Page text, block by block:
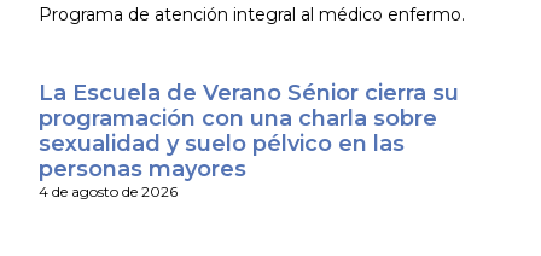
Programa de atención integral al médico enfermo.
La Escuela de Verano Sénior cierra su
programación con una charla sobre
sexualidad y suelo pélvico en las
personas mayores
4 de agosto de 2026